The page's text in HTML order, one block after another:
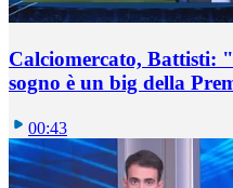
Calciomercato,
sogno è un big della
00:43